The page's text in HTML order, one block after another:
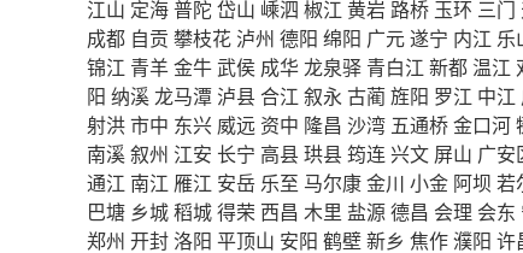
江山 定海普陀 岱山 嵊泗 椒江 黄岩 路桥 玉环 三门
成都 自贡 攀枝花 泸州 德阳 绵阳 广元遂宁 内江 乐
锦江 青羊金牛武侯 成华龙泉驿 青白江 新都 温江
阳 纳溪龙马潭 泸县合江 叙永古蔺旌阳 罗江 中江
射洪市中 东兴 威远 资中 隆昌 沙湾 五通桥金口河
南溪叙州 江安 长宁 高县珙县筠连兴文 屏山 广安
通江 南江 雁江 安岳 乐至 马尔康金川 小金 阿坝 若
巴塘 乡城稻城得荣 西昌 木里 盐源德昌 会理 会东
郑州 开封洛阳 平顶山 安阳 鹤壁新乡 焦作濮阳 许